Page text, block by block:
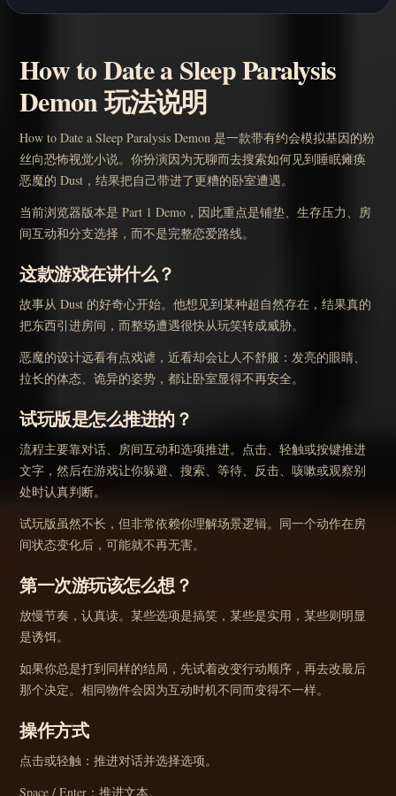
How to Date a Sleep Paralysis
Demon 玩法说明
How to Date a Sleep Paralysis Demon 是一款带有约会模拟基因的粉
丝向恐怖视觉小说。你扮演因为无聊而去搜索如何见到睡眠瘫痪
恶魔的 Dust，结果把自己带进了更糟的卧室遭遇。
当前浏览器版本是 Part 1 Demo，因此重点是铺垫、生存压力、房
间互动和分支选择，而不是完整恋爱路线。
这款游戏在讲什么？
故事从 Dust 的好奇心开始。他想见到某种超自然存在，结果真的
把东西引进房间，而整场遭遇很快从玩笑转成威胁。
恶魔的设计远看有点戏谑，近看却会让人不舒服：发亮的眼睛、
拉长的体态、诡异的姿势，都让卧室显得不再安全。
试玩版是怎么推进的？
流程主要靠对话、房间互动和选项推进。点击、轻触或按键推进
文字，然后在游戏让你躲避、搜索、等待、反击、咳嗽或观察别
处时认真判断。
试玩版虽然不长，但非常依赖你理解场景逻辑。同一个动作在房
间状态变化后，可能就不再无害。
第一次游玩该怎么想？
放慢节奏，认真读。某些选项是搞笑，某些是实用，某些则明显
是诱饵。
如果你总是打到同样的结局，先试着改变行动顺序，再去改最后
那个决定。相同物件会因为互动时机不同而变得不一样。
操作方式
点击或轻触：推进对话并选择选项。
Space / Enter：推进文本。